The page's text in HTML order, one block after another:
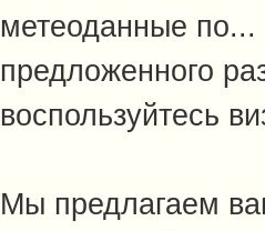
метеоданные по...
предложенного
воспользуйтесь
Мы предлагаем